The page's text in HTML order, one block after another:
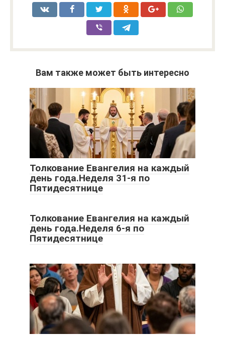
Вам также может быть интересно
Толкование Евангелия на каждый
день года.Неделя 31-я по
Пятидесятнице
Толкование Евангелия на каждый
день года.Неделя 6-я по
Пятидесятнице